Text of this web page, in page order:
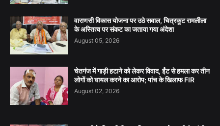
वाराणसी विकास योजना पर उठे सवाल, चित्रकूट रामलीला
के अस्तित्व पर संकट का जताया गया अंदेशा
August 05, 2026
चेतगंज में गाड़ी हटाने को लेकर विवाद, ईंट से हमला कर तीन
लोगों को घायल करने का आरोप; पांच के खिलाफ FIR
August 02, 2026